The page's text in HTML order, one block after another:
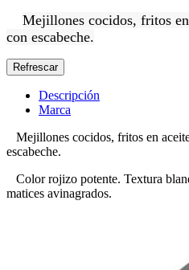
Mejillones cocidos, fritos
con escabeche.
Descripción
Marca
Mejillones cocidos, fritos en
escabeche.
Color rojizo potente. Textura
matices avinagrados.